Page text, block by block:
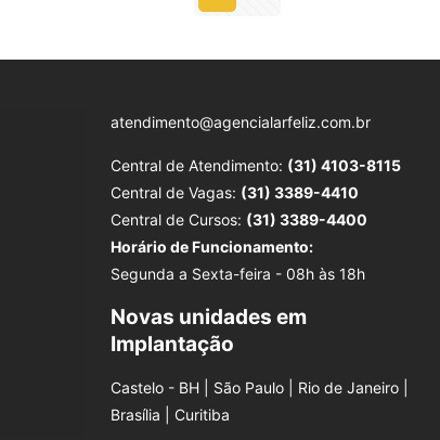
atendimento@agencialarfeliz.com.br
Central de Atendimento: (31) 4103-8115
Central de Vagas: (31) 3389-4410
Central de Cursos: (31) 3389-4400
Horário de Funcionamento:
Segunda a Sexta-feira - 08h às 18h
Novas unidades em
Implantação
Castelo - BH | São Paulo | Rio de Janeiro |
Brasília | Curitiba